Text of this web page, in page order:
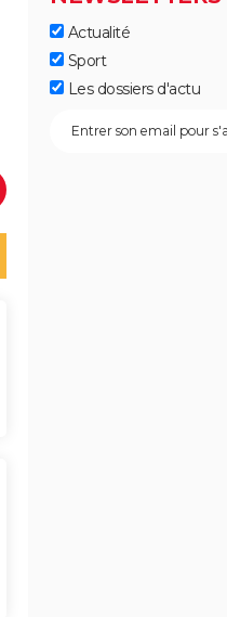
Actualité
Sport
Les dossiers d'actu